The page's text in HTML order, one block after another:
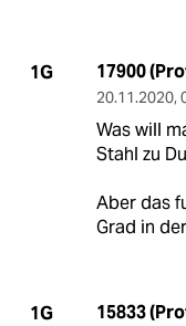
1G 17900
20.11.2020,
Was will
Stahl zu
Aber das
Grad in
1G 15833